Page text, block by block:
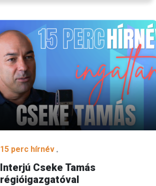
15 perc hírnév
Interjú Cseke Tamás
régióigazgatóval